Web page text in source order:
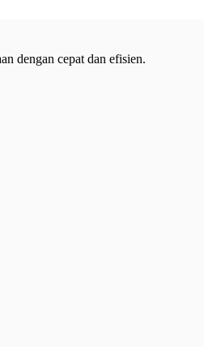
dengan cepat dan efisien.